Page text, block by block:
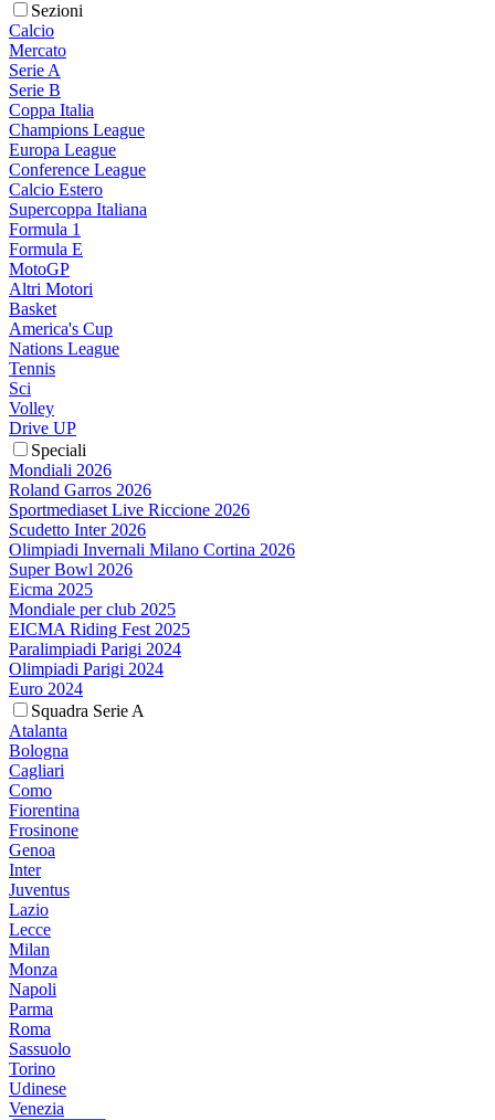
Sezioni
Calcio
Mercato
Serie A
Serie B
Coppa Italia
Champions League
Europa League
Conference League
Calcio Estero
Supercoppa Italiana
Formula 1
Formula E
MotoGP
Altri Motori
Basket
America's Cup
Nations League
Tennis
Sci
Volley
Drive UP
Speciali
Mondiali 2026
Roland Garros 2026
Sportmediaset Live Riccione 2026
Scudetto Inter 2026
Olimpiadi Invernali Milano Cortina 2026
Super Bowl 2026
Eicma 2025
Mondiale per club 2025
EICMA Riding Fest 2025
Paralimpiadi Parigi 2024
Olimpiadi Parigi 2024
Euro 2024
Squadra Serie A
Atalanta
Bologna
Cagliari
Como
Fiorentina
Frosinone
Genoa
Inter
Juventus
Lazio
Lecce
Milan
Monza
Napoli
Parma
Roma
Sassuolo
Torino
Udinese
Venezia